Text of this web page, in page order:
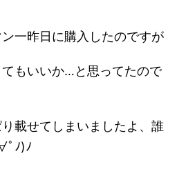
一昨日に購入したのですが
もいいか…と思ってたので
載せてしまいましたよ、誰
ﾟﾉ)ﾉ